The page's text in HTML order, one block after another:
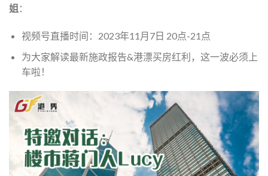
姐 ：
视频号直播时间：2023年11月7日 20点-21点
为大家解读最新施政报告&港漂买房红利，这一波必须上
车啦！